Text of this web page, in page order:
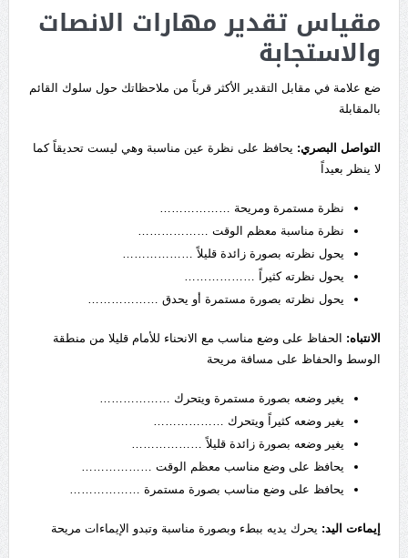
مقياس تقدير مهارات الانصات
والاستجابة
ضع علامة في مقابل التقدير الأكثر قرباً من ملاحظاتك حول سلوك القائم
بالمقابلة
التواصل البصري: يحافظ على نظرة عين مناسبة وهي ليست تحديقاً كما
لا ينظر بعيداً
نظرة مستمرة ومريحة ………………
نظرة مناسبة معظم الوقت ………………
يحول نظرته بصورة زائدة قليلاً ………………
يحول نظرته كثيراً ………………
يحول نظرته بصورة مستمرة أو يحدق ………………
الانتباه: الحفاظ على وضع مناسب مع الانحناء للأمام قليلا من منطقة
الوسط والحفاظ على مسافة مريحة
يغير وضعه بصورة مستمرة ويتحرك ………………
يغير وضعه كثيراً ويتحرك ………………
يغير وضعه بصورة زائدة قليلاً ………………
يحافظ على وضع مناسب معظم الوقت ………………
يحافظ على وضع مناسب بصورة مستمرة ………………
إيماءت اليد: يحرك يديه ببطء وبصورة مناسبة وتبدو الإيماءات مريحة